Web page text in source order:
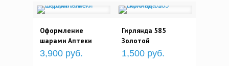
Оформление
шарами Аптеки
3,900 руб.
Гирлянда 585
Золотой
1,500 руб.